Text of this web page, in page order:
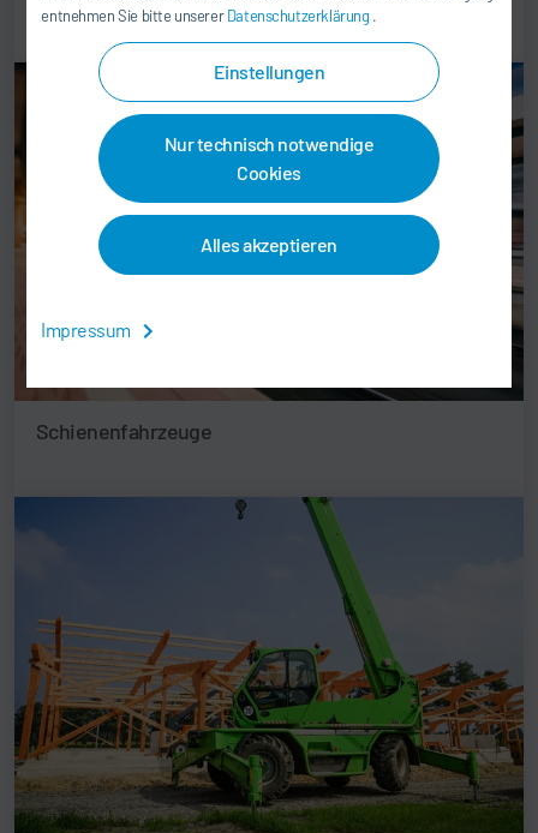
entnehmen Sie bitte unsererDatenschutzerklärung .
Einstellungen
Nur technisch notwendige
Cookies
Alles akzeptieren
Impressum
Schienenfahrzeuge